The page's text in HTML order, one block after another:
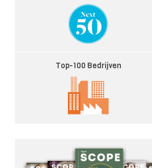
Top-100 Bedrijven